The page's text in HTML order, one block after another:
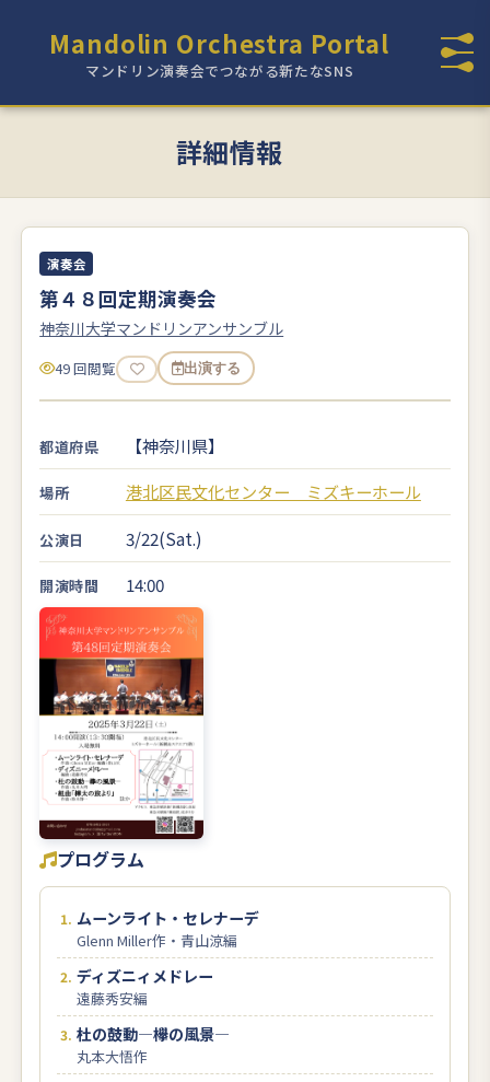
Mandolin Orchestra Portal
マンドリン演奏会でつながる新たなSNS
詳細情報
演奏会
第４８回定期演奏会
神奈川大学マンドリンアンサンブル
49 回閲覧 出演する
都道府県 【神奈川県】
場所 港北区民文化センター ミズキーホール
公演日 3/22(Sat.)
開演時間 14:00
プログラム
ムーンライト・セレナーデ
Glenn Miller作・青山涼編
ディズニィメドレー
遠藤秀安編
杜の鼓動―欅の風景―
丸本大悟作